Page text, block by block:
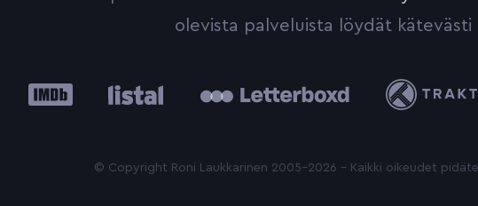
olevista palveluista löydät kätevästi
IMDb Trakt
© Copyright Roni Laukkarinen 2005-2026 - Kaikki oikeudet